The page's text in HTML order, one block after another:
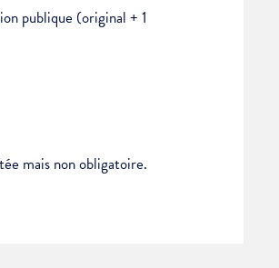
publique (original + 1
mais non obligatoire.